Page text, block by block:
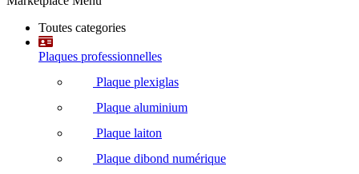
Toutes categories
Plaques professionnelles
Plaque plexiglas
Plaque aluminium
Plaque laiton
Plaque dibond numérique